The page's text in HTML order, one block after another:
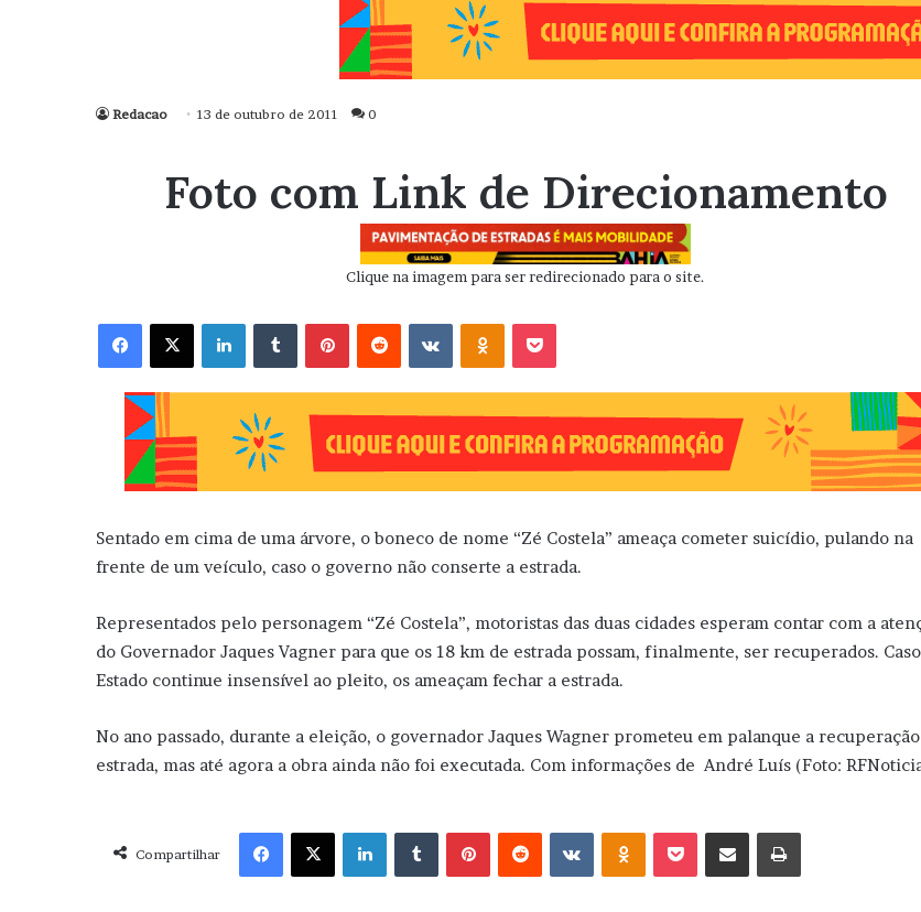
Redacao 13 de outubro de 2011 0
Foto com Link de Direcionamento
Clique na imagem para ser redirecionado para o site.
Facebook X Linkedin VK OK
Sentado em cima de uma árvore, o boneco de nome “Zé Costela” ameaça cometer suicídio, pulando na
frente de um veículo, caso o governo não conserte a estrada.
Representados pelo personagem “Zé Costela”, motoristas das duas cidades esperam contar com a
do Governador Jaques Vagner para que os 18 km de estrada possam, finalmente, ser recuperados.
Estado continue insensível ao pleito, os ameaçam fechar a estrada.
No ano passado, durante a eleição, o governador Jaques Wagner prometeu em palanque a
estrada, mas até agora a obra ainda não foi executada. Com informações de André Luís (Foto:
Compartilhar
Facebook X Linkedin VK OK